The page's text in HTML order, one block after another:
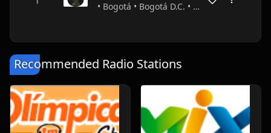
• Bogotá • Bogotá D.C. • Colombia
Recommended Radio Stations